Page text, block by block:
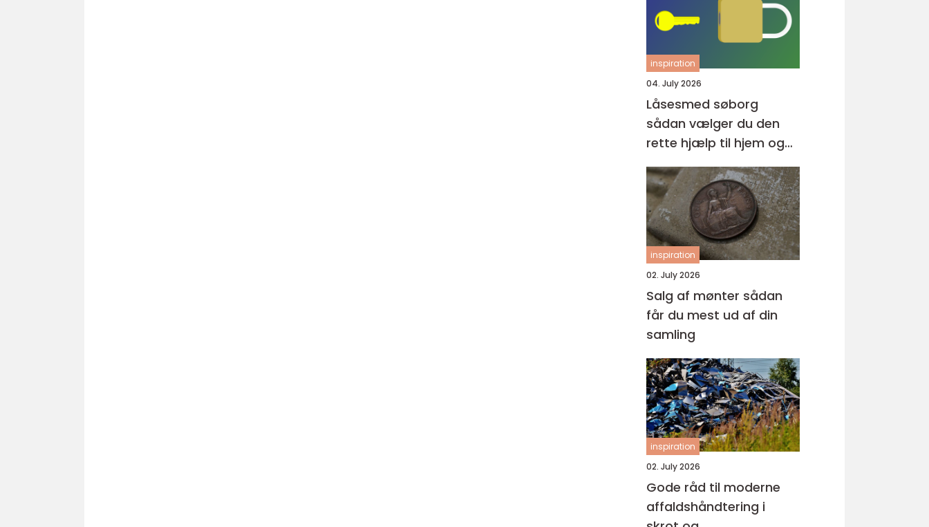
inspiration
04. July 2026
Låsesmed søborg
sådan vælger du den
rette hjælp til hjem og
erhverv
inspiration
02. July 2026
Salg af mønter sådan
får du mest ud af din
samling
inspiration
02. July 2026
Gode råd til moderne
affaldshåndtering i